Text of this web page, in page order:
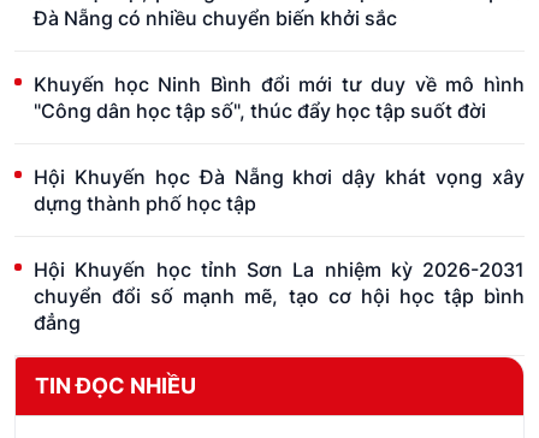
Đà Nẵng có nhiều chuyển biến khởi sắc
Khuyến học Ninh Bình đổi mới tư duy về mô hình
"Công dân học tập số", thúc đẩy học tập suốt đời
Hội Khuyến học Đà Nẵng khơi dậy khát vọng xây
dựng thành phố học tập
Hội Khuyến học tỉnh Sơn La nhiệm kỳ 2026-2031
chuyển đổi số mạnh mẽ, tạo cơ hội học tập bình
đẳng
TIN ĐỌC NHIỀU